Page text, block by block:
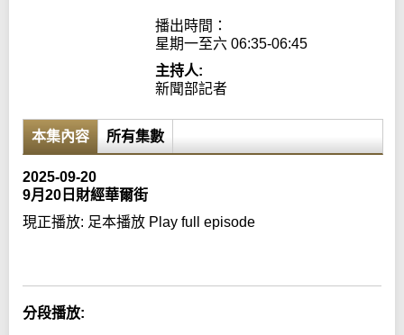
播出時間：
星期一至六 06:35-06:45
主持人:
新聞部記者
本集內容 所有集數
2025-09-20
9月20日財經華爾街
現正播放: 足本播放 Play full episode
分段播放: